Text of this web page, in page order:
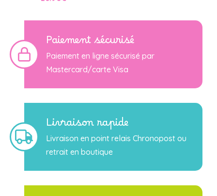
Paiement sécurisé
Paiement en ligne sécurisé par
Mastercard/carte Visa
Livraison rapide
Livraison en point relais Chronopost ou
retrait en boutique